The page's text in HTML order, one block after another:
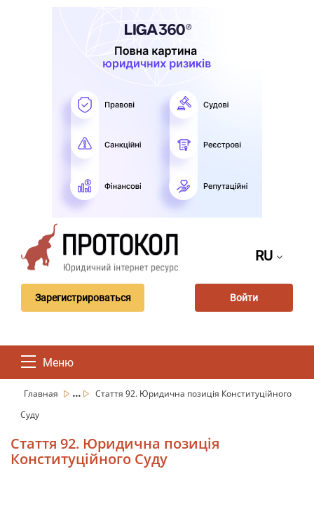
RU
Зарегистрироваться Войти
Меню
Главная ...
Стаття 92. Юридична позиція Конституційного
Суду
Стаття 92. Юридична позиція
Конституційного Суду